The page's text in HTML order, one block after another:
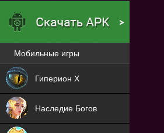
Мобильные игры
Гиперион Х
Наследие Богов
NEW
NEW